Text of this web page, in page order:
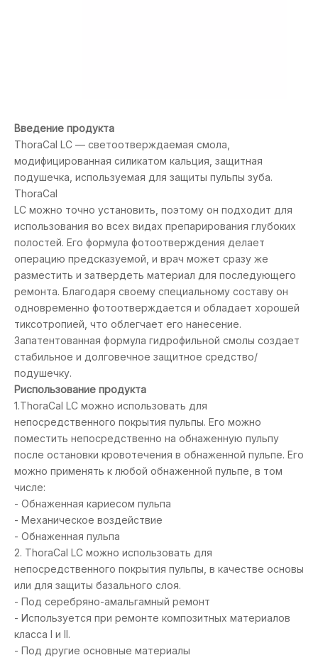
Введение продукта
ThoraCal LC — светоотверждаемая смола,
модифицированная силикатом кальция, защитная
подушечка, используемая для защиты пульпы зуба.
ThoraCal
LC можно точно установить, поэтому он подходит для
использования во всех видах препарирования глубоких
полостей. Его формула фотоотверждения делает
операцию предсказуемой, и врач может сразу же
разместить и затвердеть материал для последующего
ремонта. Благодаря своему специальному составу он
одновременно фотоотверждается и обладает хорошей
тиксотропией, что облегчает его нанесение.
Запатентованная формула гидрофильной смолы создает
стабильное и долговечное защитное средство/
подушечку.
Pиспользование продукта
1.ThoraCal LC можно использовать для
непосредственного покрытия пульпы. Его можно
поместить непосредственно на обнаженную пульпу
после остановки кровотечения в обнаженной пульпе. Его
можно применять к любой обнаженной пульпе, в том
числе:
- Обнаженная кариесом пульпа
- Механическое воздействие
- Обнаженная пульпа
2. ThoraCal LC можно использовать для
непосредственного покрытия пульпы, в качестве основы
или для защиты базального слоя.
- Под серебряно-амальгамный ремонт
- Используется при ремонте композитных материалов
класса I и II.
- Под другие основные материалы